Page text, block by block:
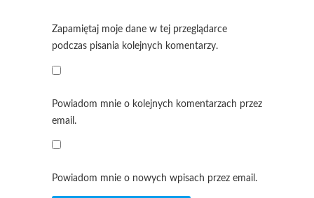
Zapamiętaj moje dane w tej przeglądarce
podczas pisania kolejnych komentarzy.
Powiadom mnie o kolejnych komentarzach przez
email.
Powiadom mnie o nowych wpisach przez email.